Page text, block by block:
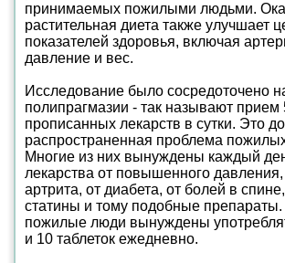
принимаемых пожилыми людьми.
растительная диета также улучшает
показателей здоровья, включая
давление и вес.
Исследование было сосредоточено
полипрагмазии - так называют прием
прописанных лекарств в сутки. Это
распространенная проблема
Многие из них вынуждены каждый
лекарства от повышенного
артрита, от диабета, от болей в
статины и тому подобные
пожилые люди вынуждены
и 10 таблеток ежедневно.